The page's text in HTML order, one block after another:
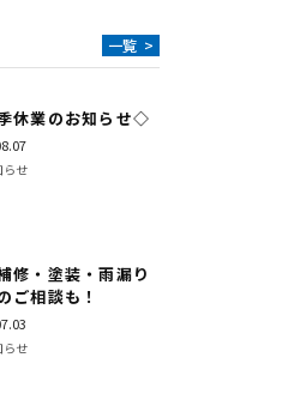
一覧 >
休業のお知らせ◇
らせ
修・塗装・雨漏り
ご相談も！
らせ